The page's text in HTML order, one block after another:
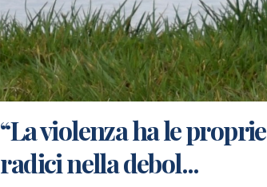
“La violenza ha le proprie
radici nella debol...